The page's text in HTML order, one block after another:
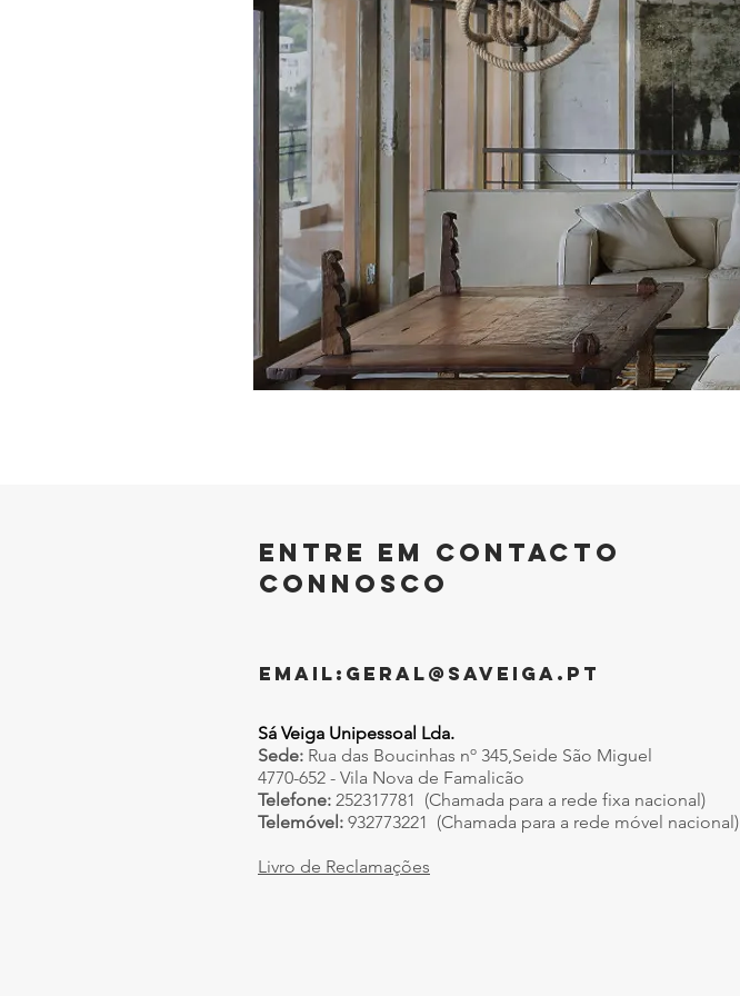
entre em contacto
connosco
EMAIL: GERAL@SAVEIGA.PT
Sá Veiga Unipessoal Lda.
Sede: Rua das Boucinhas nº 345,Seide São Miguel
4770-652 - Vila Nova de Famalicão
Telefone: 252317781 (Chamada para a rede fixa nacional)
Telemóvel: 932773221 (Chamada para a rede móvel nacional)
Livro de Reclamações